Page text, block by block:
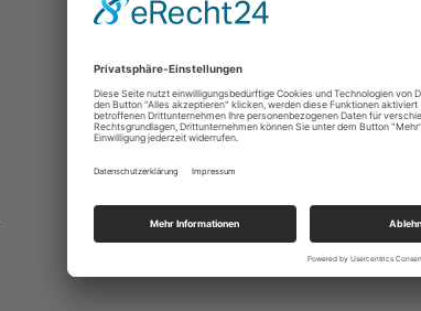
ANFRAGEN
für Ihr Event?
Mit unserer kostenlosen
Formularanfrage erreichen Sie +100
Foodtrucks. Anschließend erhalten Sie
Bei Fragen stehen unsere Streetfood-
Experten direkt per Telefon oder
WhatsApp Chat zur Verfügung.